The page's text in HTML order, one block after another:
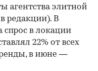
агентства элитной
редакции). В
спрос в локации
22% от всех
в июне —